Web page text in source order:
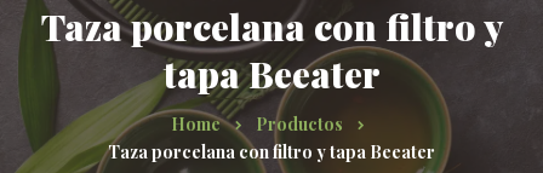
Taza porcelana con filtro y
tapa Beeater
Home
Productos
Taza porcelana con filtro y tapa Beeater